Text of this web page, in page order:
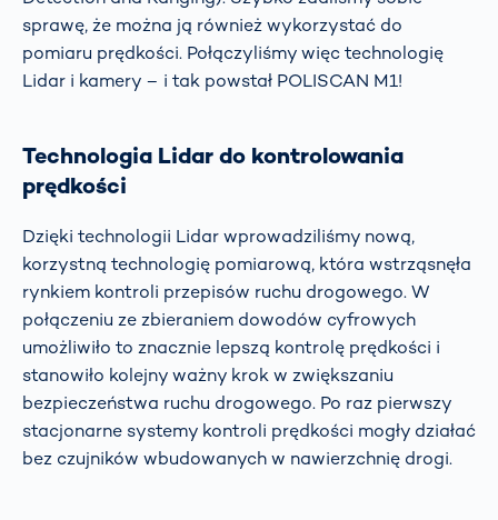
sprawę, że można ją również wykorzystać do
pomiaru prędkości. Połączyliśmy więc technologię
Lidar i kamery – i tak powstał POLISCAN M1!
Technologia Lidar do kontrolowania
prędkości
Dzięki technologii Lidar wprowadziliśmy nową,
korzystną technologię pomiarową, która wstrząsnęła
rynkiem kontroli przepisów ruchu drogowego. W
połączeniu ze zbieraniem dowodów cyfrowych
umożliwiło to znacznie lepszą kontrolę prędkości i
stanowiło kolejny ważny krok w zwiększaniu
bezpieczeństwa ruchu drogowego. Po raz pierwszy
stacjonarne systemy kontroli prędkości mogły działać
bez czujników wbudowanych w nawierzchnię drogi.